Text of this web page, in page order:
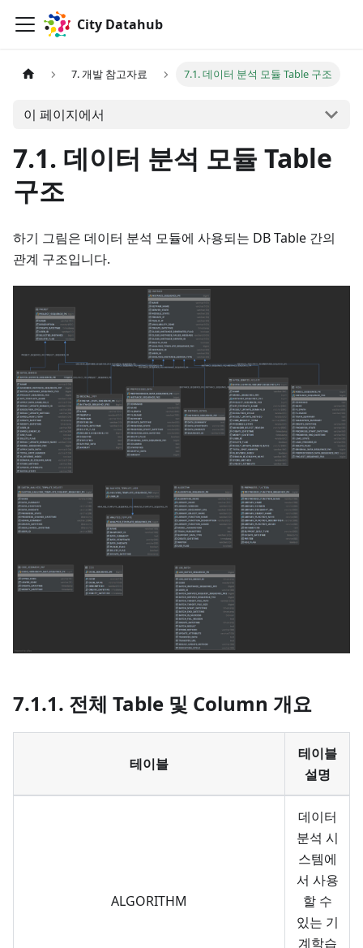
City Datahub
7. 개발 참고자료 7.1. 데이터 분석 모듈 Table 구조
이 페이지에서
7.1. 데이터 분석 모듈 Table
구조
하기 그림은 데이터 분석 모듈에 사용되는 DB Table 간의
관계 구조입니다.
7.1.1. 전체 Table 및 Column 개요
테이블
테이블
설명
ALGORITHM
데이터
분석 시
스템에
서 사용
할 수
있는 기
계학습